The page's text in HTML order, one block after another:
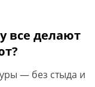
все делают
— без стыда и